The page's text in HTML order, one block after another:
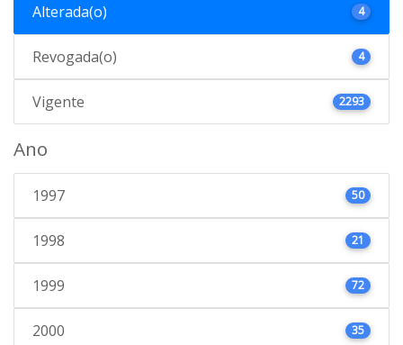
Alterada(o) 4
Revogada(o) 4
Vigente 2293
Ano
1997 50
1998 21
1999 72
2000 35